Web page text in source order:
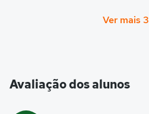
Ver mais 3
Avaliação dos alunos